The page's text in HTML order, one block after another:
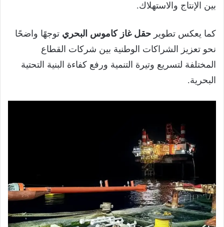
بين الإنتاج والاستهلاك.
كما يعكس تطوير حقل غاز كاموس البحري توجهًا واضحًا
نحو تعزيز الشراكات الوطنية بين شركات القطاع
المختلفة لتسريع وتيرة التنمية ورفع كفاءة البنية التحتية
البحرية.